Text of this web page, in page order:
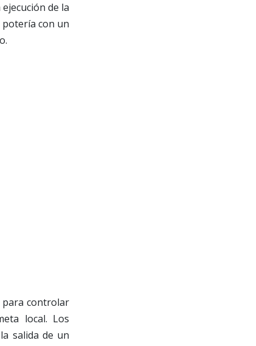
de la
potería con un
para controlar
local. Los
salida de un